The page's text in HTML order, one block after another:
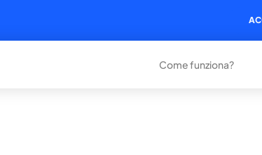
Come funziona?